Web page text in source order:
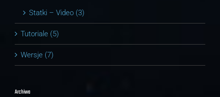
Statki – Video (3)
Tutoriale (5)
Wersje (7)
Archiwa